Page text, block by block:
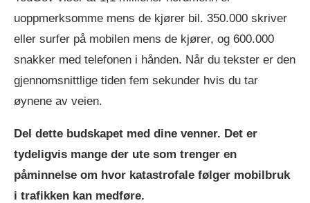
uoppmerksomme mens de kjører bil. 350.000 skriver
eller surfer på mobilen mens de kjører, og 600.000
snakker med telefonen i hånden. Når du tekster er den
gjennomsnittlige tiden fem sekunder hvis du tar
øynene av veien.
Del dette budskapet med dine venner. Det er
tydeligvis mange der ute som trenger en
påminnelse om hvor katastrofale følger mobilbruk
i trafikken kan medføre.